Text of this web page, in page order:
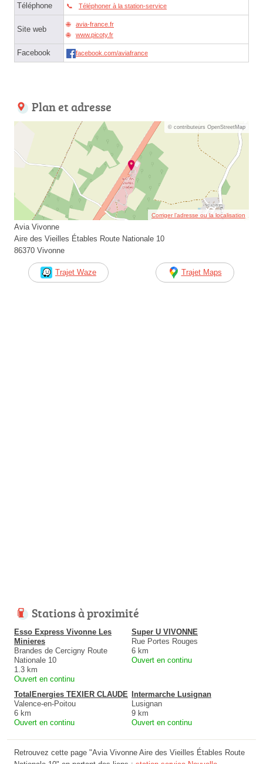
Téléphone Téléphoner à la station-service
Site web
avia-france.fr
www.picoty.fr
Facebook facebook.com/aviafrance
Plan et adresse
© contributeurs OpenStreetMap
Corriger l’adresse ou la localisation
Avia Vivonne
Aire des Vieilles Étables Route Nationale 10
86370 Vivonne
Trajet Waze Trajet Maps
Stations à proximité
Esso Express Vivonne Les
Minieres
Brandes de Cercigny Route
Nationale 10
1.3 km
Ouvert en continu
Super U VIVONNE
Rue Portes Rouges
6 km
Ouvert en continu
TotalEnergies TEXIER CLAUDE
Valence-en-Poitou
6 km
Ouvert en continu
Intermarche Lusignan
Lusignan
9 km
Ouvert en continu
Retrouvez cette page "Avia Vivonne Aire des Vieilles Étables Route